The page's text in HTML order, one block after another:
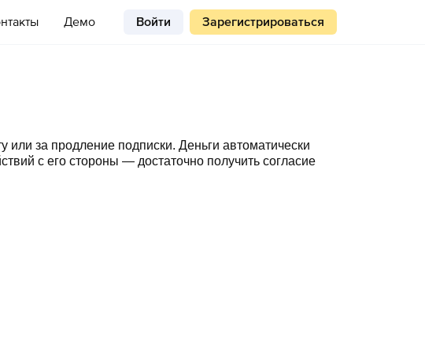
Демо Войти Зарегистрироваться
за продление подписки. Деньги автоматически
с его стороны — достаточно получить согласие